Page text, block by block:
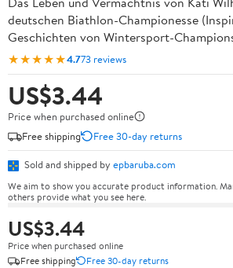
deutschen Biathlon-Championesse
Geschichten von Wintersport-
★★★★★4.773 reviews
US$3.44
Price when purchased online
Free shipping
Free 30-day returns
Sold and shipped by epbaruba.com
We aim to show you accurate product information.
others provide what you see here.
US$3.44
Price when purchased online
Free shipping
Free 30-day returns